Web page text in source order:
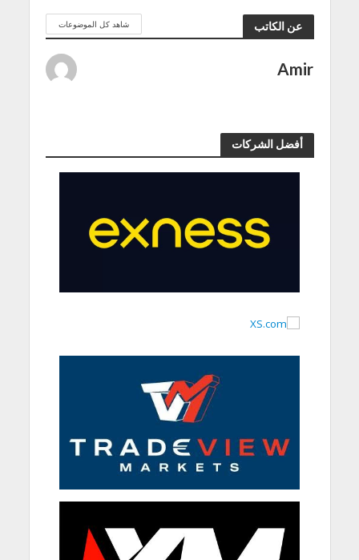
عن الكاتب شاهد كل الموضوعات
Amir
أفضل الشركات